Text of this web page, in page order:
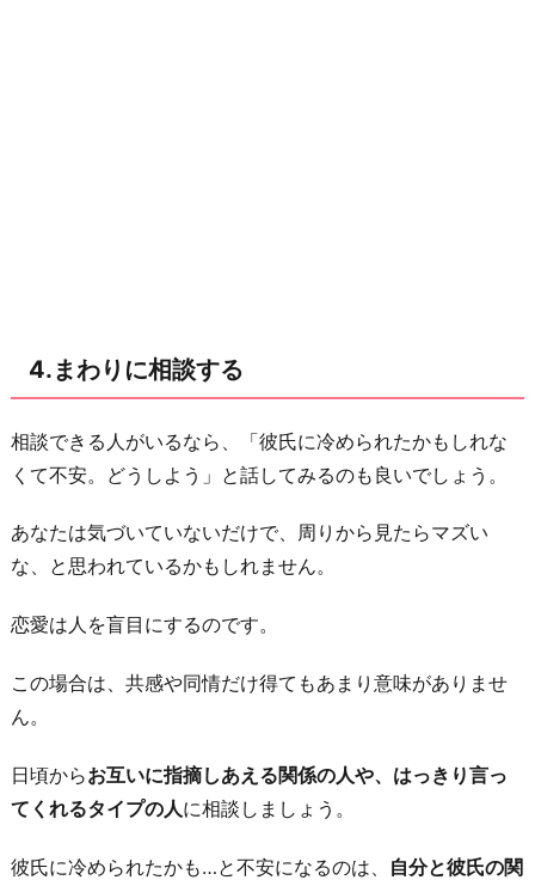
4.まわりに相談する
相談できる人がいるなら、「彼氏に冷められたかもしれな
くて不安。どうしよう」と話してみるのも良いでしょう。
あなたは気づいていないだけで、周りから見たらマズい
な、と思われているかもしれません。
恋愛は人を盲目にするのです。
この場合は、共感や同情だけ得てもあまり意味がありませ
ん。
日頃からお互いに指摘しあえる関係の人や、はっきり言っ
てくれるタイプの人に相談しましょう。
彼氏に冷められたかも…と不安になるのは、 自分と彼氏の関